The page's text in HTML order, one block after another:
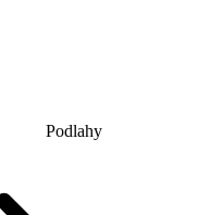
Podlahy